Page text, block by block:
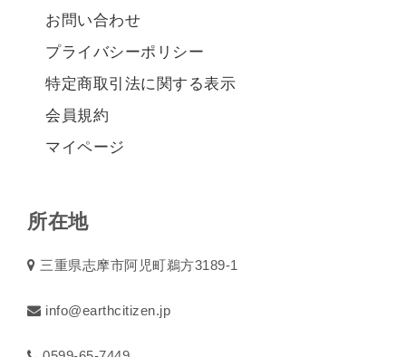
お問い合わせ
プライバシーポリシー
特定商取引法に関する表示
会員規約
マイページ
所在地
三重県志摩市阿児町鵜方3189-1
info@earthcitizen.jp